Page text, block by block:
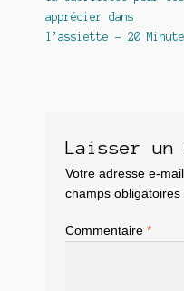
l’article
apprécier dans
l’assiette – 20
Laisser un
Votre adresse e-
champs
Commentaire *